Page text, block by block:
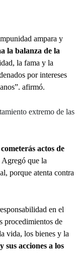
ampara y
la balanza de la
la fama y la
por intereses
afirmó.
extremo de las
actos de
Agregó que la
porque atenta contra
en el
procedimientos de
vida, los bienes y la
sus acciones a los